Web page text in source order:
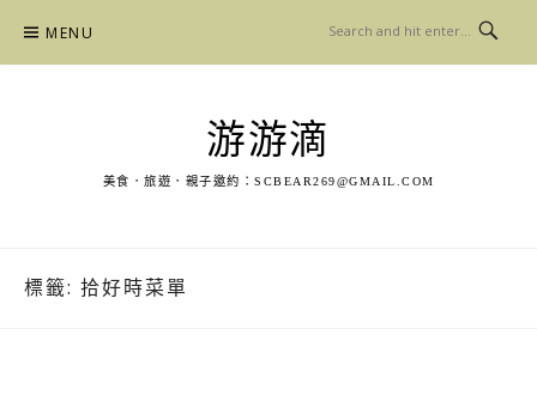
content
MENU
游游滴
美食．旅遊．親子邀約： SCBEAR269@GMAIL.COM
標籤: 拾好時菜單